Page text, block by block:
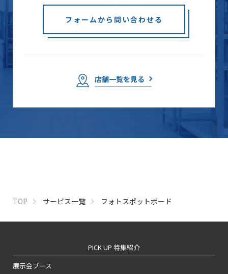
フォームから問い合わせる
店舗一覧を見る
TOP サービス一覧 フォトスポットボード
PICK UP 特集紹介
展示会ブース